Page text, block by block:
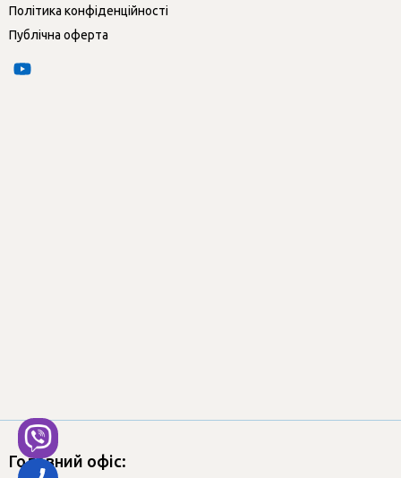
Політика конфіденційності
Публічна оферта
Головний офіс: